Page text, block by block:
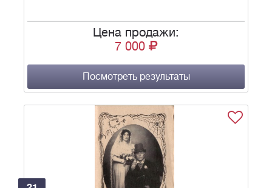
Цена продажи:
7 000
Посмотреть результаты